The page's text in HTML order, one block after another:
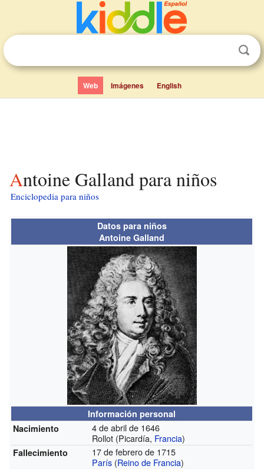
Web Imágenes English
Antoine Galland para niños
Enciclopedia para niños
Datos para niños
Antoine Galland
Información personal
Nacimiento
4 de abril de 1646
Rollot (Picardía, Francia)
Fallecimiento
17 de febrero de 1715
París (Reino de Francia)